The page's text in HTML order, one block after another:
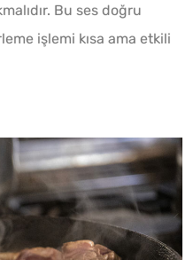
Bu ses doğru
işlemi kısa ama etkili